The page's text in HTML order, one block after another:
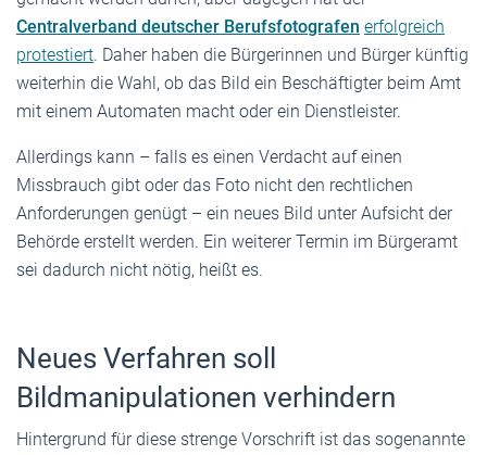
Centralverband deutscher Berufsfotografen erfolgreich
protestiert. Daher haben die Bürgerinnen und Bürger künftig
weiterhin die Wahl, ob das Bild ein Beschäftigter beim Amt
mit einem Automaten macht oder ein Dienstleister.
Allerdings kann – falls es einen Verdacht auf einen
Missbrauch gibt oder das Foto nicht den rechtlichen
Anforderungen genügt – ein neues Bild unter Aufsicht der
Behörde erstellt werden. Ein weiterer Termin im Bürgeramt
sei dadurch nicht nötig, heißt es.
Neues Verfahren soll
Bildmanipulationen verhindern
Hintergrund für diese strenge Vorschrift ist das sogenannte